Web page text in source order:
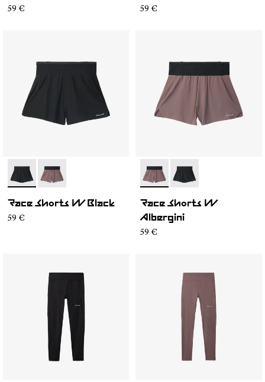
59 € 59 €
- N1CWRS2-001- N1CWRS2-002
Race Shorts W Black
59 €
- N1CWRS2-002- N1CWRS2-001
Race Shorts W
Albergini
59 €